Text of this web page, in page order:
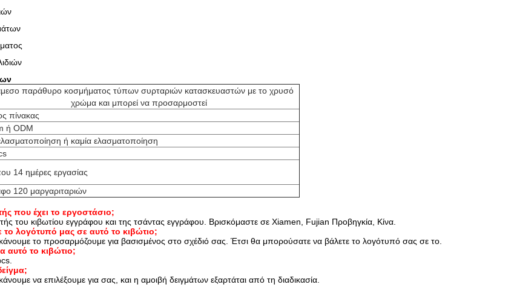
παράθυρο κοσμήματος τύπων συρταριών κατασκευαστών με το χρυσό
χρώμα και μπορεί να προσαρμοστεί
πίνακας
ή ODM
ή καμία ελασματοποίηση
14 ημέρες εργασίας
120 μαργαριταριών
που έχει το εργοστάσιο;
του κιβωτίου εγγράφου και της τσάντας εγγράφου. Βρισκόμαστε σε Xiamen, Fujian Προβηγκία, Κίνα.
λογότυπό μας σε αυτό το κιβώτιο;
το προσαρμόζουμε για βασισμένος στο σχέδιό σας. Έτσι θα μπορούσατε να βάλετε το λογότυπό σας σε το.
αυτό το κιβώτιο;
να επιλέξουμε για σας, και η αμοιβή δειγμάτων εξαρτάται από τη διαδικασία.